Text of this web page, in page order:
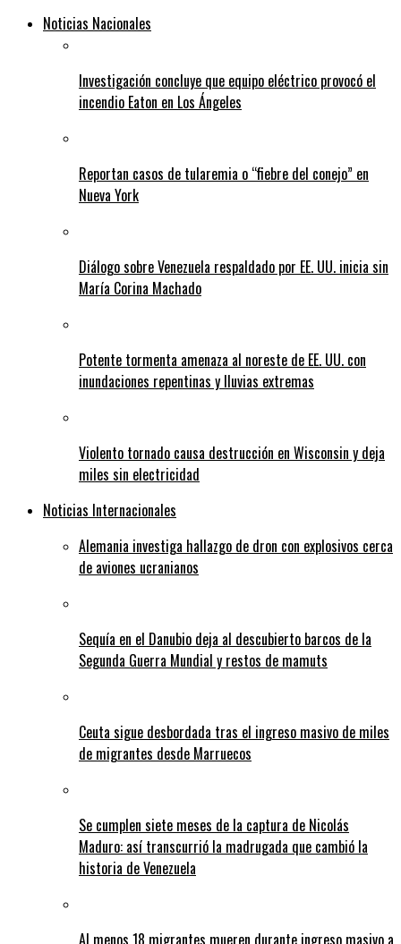
Noticias Nacionales
Investigación concluye que equipo eléctrico provocó el
incendio Eaton en Los Ángeles
Reportan casos de tularemia o “fiebre del conejo” en
Nueva York
Diálogo sobre Venezuela respaldado por EE. UU. inicia sin
María Corina Machado
Potente tormenta amenaza al noreste de EE. UU. con
inundaciones repentinas y lluvias extremas
Violento tornado causa destrucción en Wisconsin y deja
miles sin electricidad
Noticias Internacionales
Alemania investiga hallazgo de dron con explosivos cerca
de aviones ucranianos
Sequía en el Danubio deja al descubierto barcos de la
Segunda Guerra Mundial y restos de mamuts
Ceuta sigue desbordada tras el ingreso masivo de miles
de migrantes desde Marruecos
Se cumplen siete meses de la captura de Nicolás
Maduro: así transcurrió la madrugada que cambió la
historia de Venezuela